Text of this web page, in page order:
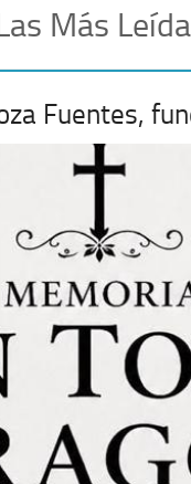
Más
Fuentes,